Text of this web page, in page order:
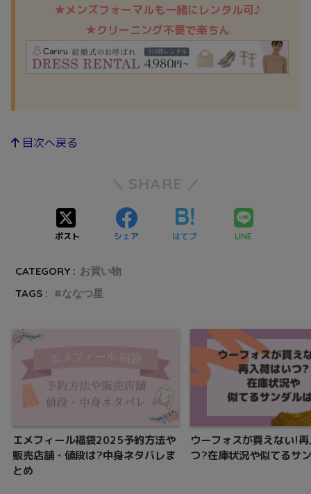
★メンズフォーマルも一緒にレンタル可♪
★クリーニング不要で楽ちん
目次へ戻る
SHARE
ポスト シェア はてブ LINE
CATEGORY : お買い物
TAGS :
ななつ星
エメフィール福袋2025予約方法や
販売店舗・値段は?中身ネタバレま
とめ
ウーフォスが買えない!
つ?在庫状況や似てるサ